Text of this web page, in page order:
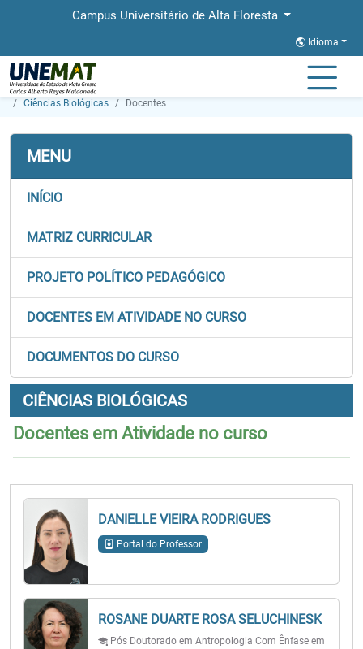
Campus Universitário de Alta Floresta
Idioma
Página Inicial
Ciências Biológicas
Docentes
MENU
INÍCIO
MATRIZ CURRICULAR
PROJETO POLÍTICO PEDAGÓGICO
DOCENTES EM ATIVIDADE NO CURSO
DOCUMENTOS DO CURSO
CIÊNCIAS BIOLÓGICAS
Docentes em Atividade no curso
DANIELLE VIEIRA RODRIGUES
Portal do Professor
ROSANE DUARTE ROSA SELUCHINESK
Pós Doutorado em Antropologia Com Ênfase em